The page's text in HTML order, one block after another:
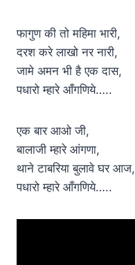
फागुण की तो महिमा भारी,
दरश करे लाखो नर नारी,
जामे अमन भी है एक दास,
पधारो म्हारे आँगणिये…..
एक बार आओ जी,
बालाजी म्हारे आंगणा,
थाने टाबरिया बुलावे घर आज,
पधारो म्हारे आँगणिये…..